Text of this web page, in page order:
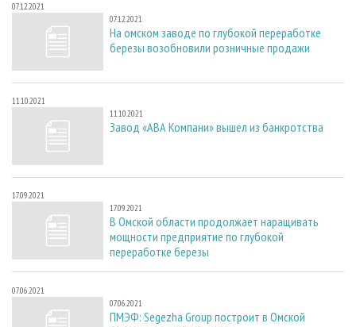
07.12.2021
07.12.2021
На омском заводе по глубокой переработке
березы возобновили розничные продажи
11.10.2021
11.10.2021
Завод «АВА Компани» вышел из банкротства
17.09.2021
17.09.2021
В Омской области продолжает наращивать
мощности предприятие по глубокой
переработке березы
07.06.2021
07.06.2021
ПМЭФ: Segezha Group построит в Омской